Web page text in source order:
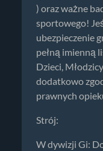
) oraz ważne
sportowego!
ubezpieczenie
pełną imienną
Dzieci,
dodatkowo
prawnych
Strój:
W dywizji Gi: